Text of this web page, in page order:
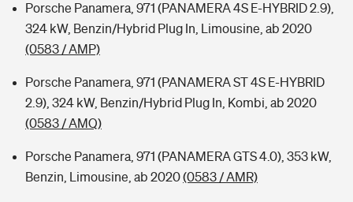
Porsche Panamera, 971 (PANAMERA 4S E-HYBRID 2.9),
324 kW, Benzin/Hybrid Plug In, Limousine, ab 2020
(0583 / AMP)
Porsche Panamera, 971 (PANAMERA ST 4S E-HYBRID
2.9), 324 kW, Benzin/Hybrid Plug In, Kombi, ab 2020
(0583 / AMQ)
Porsche Panamera, 971 (PANAMERA GTS 4.0), 353 kW,
Benzin, Limousine, ab 2020(0583 / AMR)